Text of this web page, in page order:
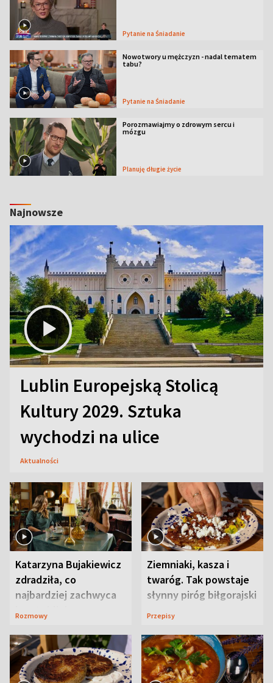
Pytanie na Śniadanie
Nowotwory u mężczyzn - nadal tematem
tabu?
Pytanie na Śniadanie
Porozmawiajmy o zdrowym sercu i
mózgu
Planuję długie życie
Najnowsze
Lublin Europejską Stolicą
Kultury 2029. Sztuka
wychodzi na ulice
Aktualności
Katarzyna Bujakiewicz
zdradziła, co
najbardziej zachwyca
ją w Lublinie
Rozmowy
Ziemniaki, kasza i
twaróg. Tak powstaje
słynny piróg biłgorajski
Przepisy